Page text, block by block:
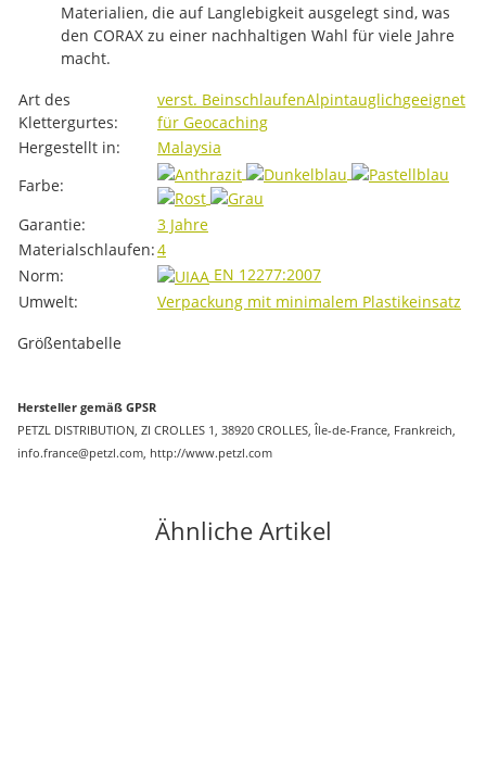
Materialien, die auf Langlebigkeit ausgelegt sind, was
den CORAX zu einer nachhaltigen Wahl für viele Jahre
macht.
Produkteigenschaft
Wert
Art des
Klettergurtes:
verst. BeinschlaufenAlpintauglichgeeignet
für Geocaching
Hergestellt in:
Malaysia
Farbe:
Garantie:
3 Jahre
Materialschlaufen:4
Norm:
EN 12277:2007
Umwelt:
Verpackung mit minimalem Plastikeinsatz
Größentabelle
Hersteller gemäß GPSR
PETZL DISTRIBUTION, ZI CROLLES 1, 38920 CROLLES, Île-de-France, Frankreich,
info.france@petzl.com, http://www.petzl.com
Ähnliche Artikel